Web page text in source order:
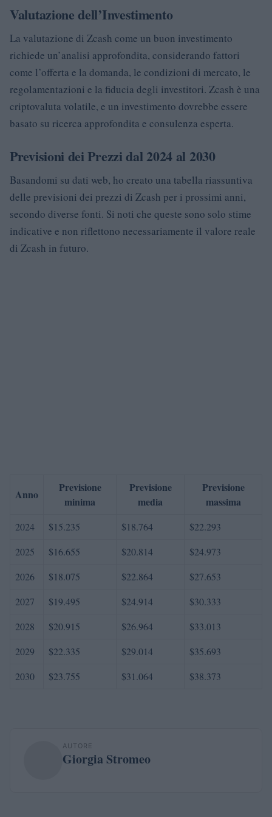
Valutazione dell’Investimento
La valutazione di Zcash come un buon investimento
richiede un’analisi approfondita, considerando fattori
come l’offerta e la domanda, le condizioni di mercato, le
regolamentazioni e la fiducia degli investitori. Zcash è una
criptovaluta volatile, e un investimento dovrebbe essere
basato su ricerca approfondita e consulenza esperta.
Previsioni dei Prezzi dal 2024 al 2030
Basandomi su dati web, ho creato una tabella riassuntiva
delle previsioni dei prezzi di Zcash per i prossimi anni,
secondo diverse fonti. Si noti che queste sono solo stime
indicative e non riflettono necessariamente il valore reale
di Zcash in futuro.
Anno
Previsione
minima
Previsione
media
Previsione
massima
2024 $15.235 $18.764
$22.293
2025
$16.655 $20.814
$24.973
2026
$18.075 $22.864
$27.653
2027
$19.495 $24.914
$30.333
2028
$20.915 $26.964
$33.013
2029
$22.335 $29.014
$35.693
2030
$23.755 $31.064 $38.373
AUTORE
Giorgia Stromeo